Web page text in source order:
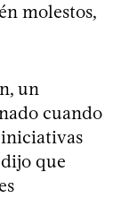
molestos,
un
cuando
iniciativas
que